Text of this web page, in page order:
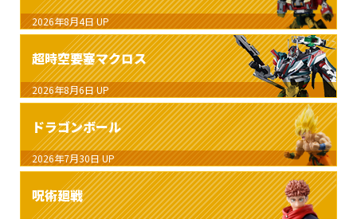
2026年8月4日 UP
超時空要塞マクロス
2026年8月6日 UP
ドラゴンボール
2026年7月30日 UP
呪術廻戦